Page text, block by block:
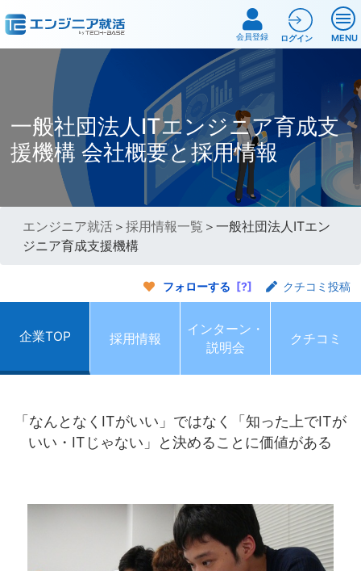
MENU
会員登録 ログイン
一般社団法人ITエンジニア育成支
援機構 会社概要と採用情報
エンジニア就活 ＞採用情報一覧 ＞一般社団法人ITエン
ジニア育成支援機構
フォローする [?] クチコミ投稿
企業TOP 採用情報
インターン・
説明会
クチコミ
「なんとなくITがいい」ではなく「知った上でITが
いい・ITじゃない」と決めることに価値がある